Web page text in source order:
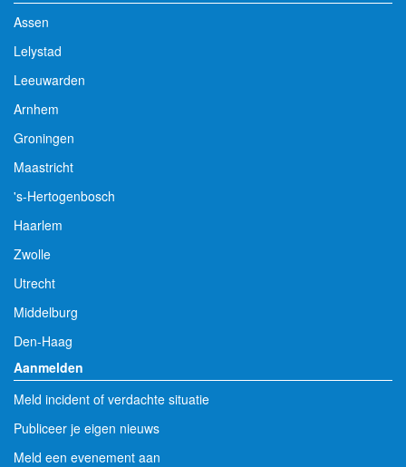
Assen
Lelystad
Leeuwarden
Arnhem
Groningen
Maastricht
's-Hertogenbosch
Haarlem
Zwolle
Utrecht
Middelburg
Den-Haag
Aanmelden
Meld incident of verdachte situatie
Publiceer je eigen nieuws
Meld een evenement aan